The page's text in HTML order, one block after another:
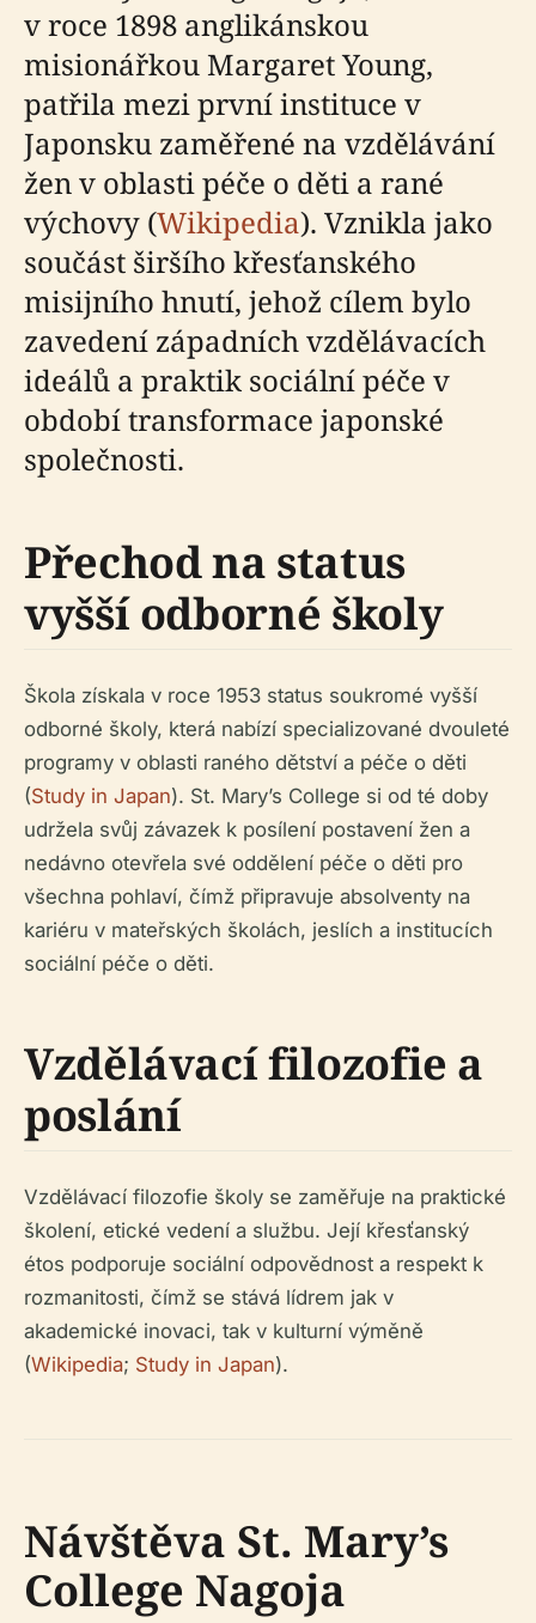
v roce 1898 anglikánskou
misionářkou Margaret Young,
patřila mezi první instituce v
Japonsku zaměřené na vzdělávání
žen v oblasti péče o děti a rané
výchovy (Wikipedia). Vznikla jako
součást širšího křesťanského
misijního hnutí, jehož cílem bylo
zavedení západních vzdělávacích
ideálů a praktik sociální péče v
období transformace japonské
společnosti.
Přechod na status
vyšší odborné školy
Škola získala v roce 1953 status soukromé vyšší
odborné školy, která nabízí specializované dvouleté
programy v oblasti raného dětství a péče o děti
(Study in Japan). St. Mary’s College si od té doby
udržela svůj závazek k posílení postavení žen a
nedávno otevřela své oddělení péče o děti pro
všechna pohlaví, čímž připravuje absolventy na
kariéru v mateřských školách, jeslích a institucích
sociální péče o děti.
Vzdělávací filozofie a
poslání
Vzdělávací filozofie školy se zaměřuje na praktické
školení, etické vedení a službu. Její křesťanský
étos podporuje sociální odpovědnost a respekt k
rozmanitosti, čímž se stává lídrem jak v
akademické inovaci, tak v kulturní výměně
(Wikipedia; Study in Japan).
Návštěva St. Mary’s
College Nagoja